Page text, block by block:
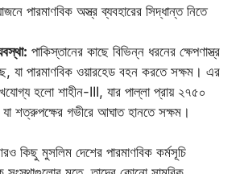
পারমাণবিক অস্ত্র ব্যবহারের সিদ্ধান্ত নিতে
পাকিস্তানের কাছে বিভিন্ন ধরনের ক্ষেপণাস্ত্র
যা পারমাণবিক ওয়ারহেড বহন করতে সক্ষম। এর
হলো শাহীন-III, যার পাল্লা প্রায় ২৭৫০
যা শত্রুপক্ষের গভীরে আঘাত হানতে সক্ষম।
কিছু মুসলিম দেশের পারমাণবিক কর্মসূচি